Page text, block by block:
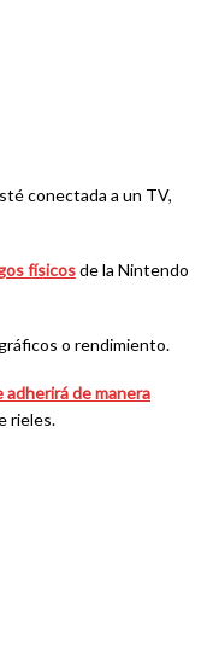
conectada a un TV,
físicosde la Nintendo
o rendimiento.
adherirá de manera
rieles.